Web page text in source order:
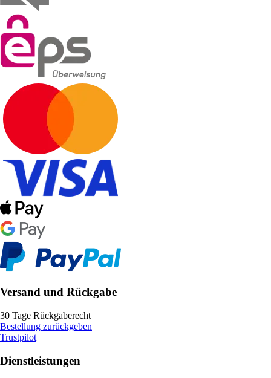
Versand und Rückgabe
30 Tage Rückgaberecht
Bestellung zurückgeben
Trustpilot
Dienstleistungen